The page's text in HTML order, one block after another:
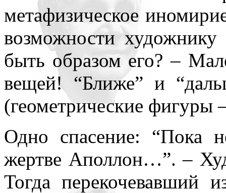
метафизическое
возможности
быть образом его? –
вещей! “Ближе” и
(геометрические фигуры
Одно спасение: “Пока
жертве Аполлон…”. –
Тогда перекочевавший